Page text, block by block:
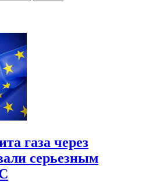
газа через
серьезным